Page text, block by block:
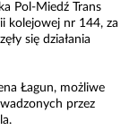
Pol-Miedź Trans
kolejowej nr 144, za
się działania
Łagun, możliwe
przez